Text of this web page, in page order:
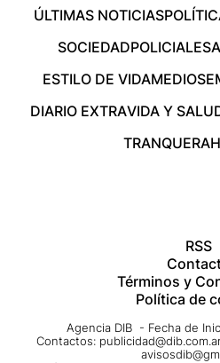
ÚLTIMAS NOTICIAS
SOCIEDADPOLICIALES
ESTILO DE VIDAMEDIOS
DIARIO EXTRAVIDA Y
TRANQUERA
RSS
Términos y
Política de
Agencia DIB - Fecha de
Contactos: